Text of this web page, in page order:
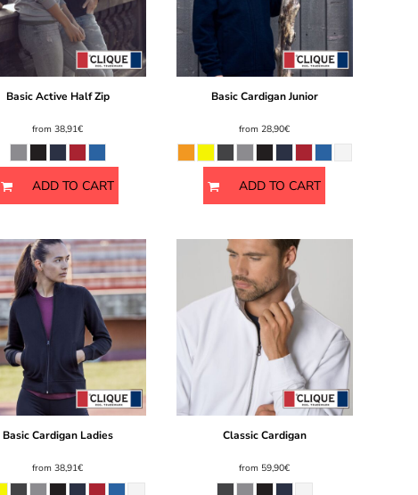
Basic Active Half Zip
from38,91€
ADD TO CART
Basic Cardigan Junior
from28,90€
ADD TO CART
Basic Cardigan Ladies
from38,91€
Classic Cardigan
from 59,90€